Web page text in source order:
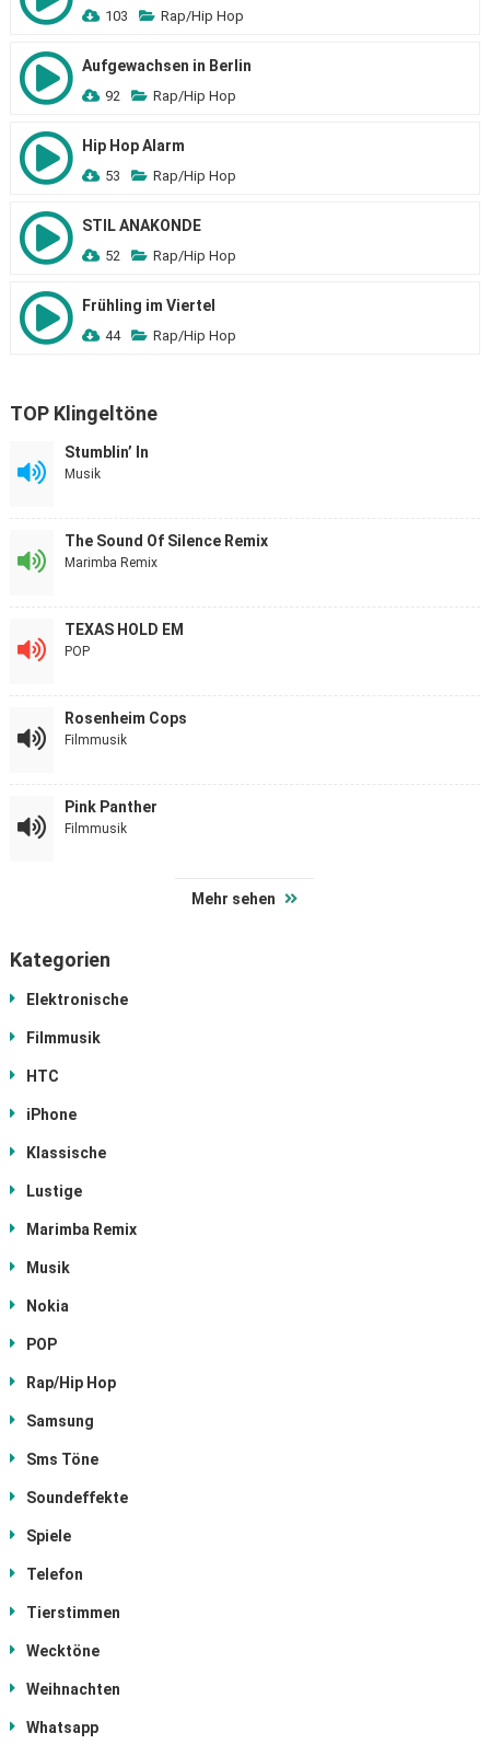
103 Rap/Hip Hop
Aufgewachsen in Berlin
92 Rap/Hip Hop
Hip Hop Alarm
53 Rap/Hip Hop
STIL ANAKONDE
52 Rap/Hip Hop
Frühling im Viertel
44 Rap/Hip Hop
TOP Klingeltöne
Stumblin’ In
Musik
The Sound Of Silence Remix
Marimba Remix
TEXAS HOLD EM
POP
Rosenheim Cops
Filmmusik
Pink Panther
Filmmusik
Mehr sehen
Kategorien
Elektronische
Filmmusik
HTC
iPhone
Klassische
Lustige
Marimba Remix
Musik
Nokia
POP
Rap/Hip Hop
Samsung
Sms Töne
Soundeffekte
Spiele
Telefon
Tierstimmen
Wecktöne
Weihnachten
Whatsapp